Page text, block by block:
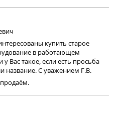
купить старое
в работающем
у Вас такое, если есть просьба
название. С уважением Г.В.